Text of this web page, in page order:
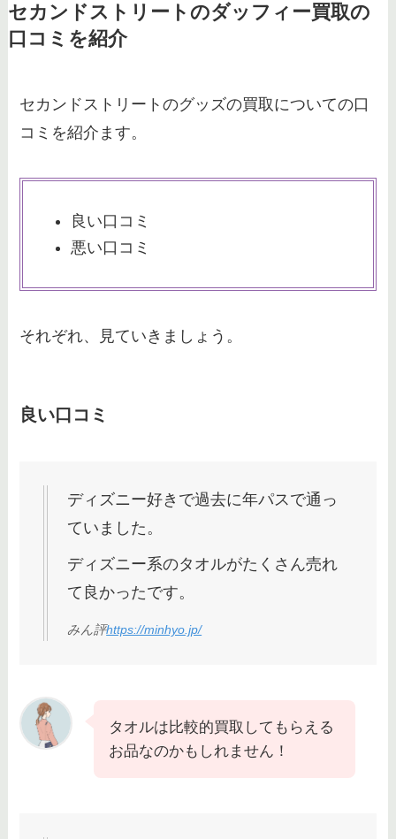
セカンドストリートのダッフィー買取の
口コミを紹介
セカンドストリートのグッズの買取についての口
コミを紹介ます。
良い口コミ
悪い口コミ
それぞれ、見ていきましょう。
良い口コミ
ディズニー好きで過去に年パスで通っ
ていました。
ディズニー系のタオルがたくさん売れ
て良かったです。
みん評https://minhyo.jp/
タオルは比較的買取してもらえる
お品なのかもしれません！